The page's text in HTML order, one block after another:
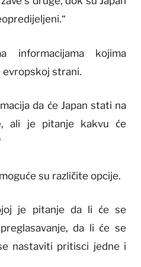
informacijama kojima
evropskoj strani.
da će Japan stati na
ali je pitanje kakvu će
su različite opcije.
je pitanje da li će se
da li će se
nastaviti pritisci jedne i